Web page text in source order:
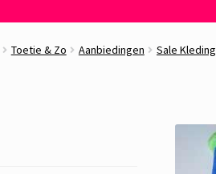
Toetie & Zo Aanbiedingen Sale Kleding